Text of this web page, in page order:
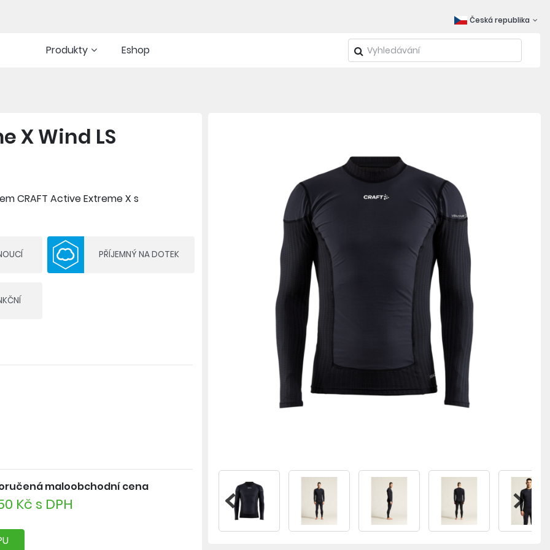
Česká republika
Produkty Eshop
X Wind LS
CRAFT Active Extreme X s
a větrných podmínkách.
21% recyklovaný polyester
zaručuje pefektní odvod potu a
vlákna, při jehož produkci byl použit
SPRÁVNÉ ZDE >>
PŘÍJEMNÝ NA DOTEK
maloobchodní cena
Kč s DPH